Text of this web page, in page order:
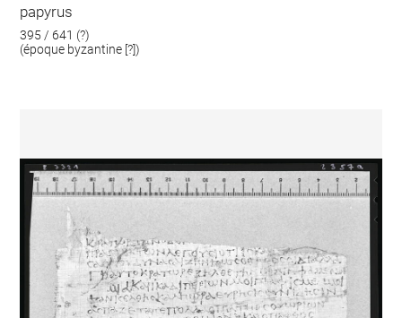
papyrus
395 / 641 (?)
(époque byzantine [?])